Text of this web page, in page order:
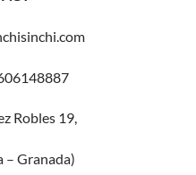
Robles 19,
Granada)